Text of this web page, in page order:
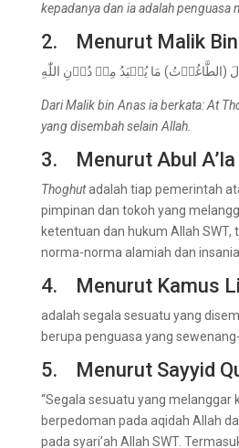
kepadanya dan ia adalah penguasa
2. Menurut Malik
(الطَّاغُوۡتُ) مَا يُعۡبَدُ مِنۡ دُوۡنِ اللّٰهِ
Dari Malik bin Anas ia berkata: At
yang disembah selain Allah.
3. Menurut Abul A’la
Thoghutadalah tiap pemerintah
pimpinan dan tokoh yang
ketentuan dan hukum Allah SWT,
norma-norma alamiah dan
4. Menurut Kamus
adalah segala sesuatu yang
berupa penguasa yang
5. Menurut Sayyid
“Segala sesuatu yang melanggar
berpedoman pada aqidah Allah
pada syari’ah Allah SWT.